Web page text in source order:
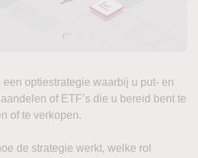
een optiestrategie waarbij u put- en
of ETF’s die u bereid bent te
of te verkopen.
de strategie werkt, welke rol